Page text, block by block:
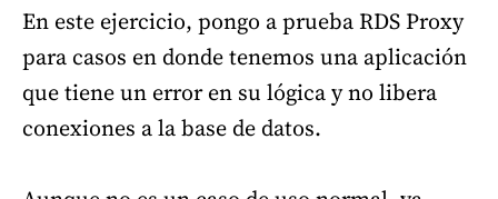
En este ejercicio, pongo a prueba RDS Proxy
para casos en donde tenemos una aplicación
que tiene un error en su lógica y no libera
conexiones a la base de datos.